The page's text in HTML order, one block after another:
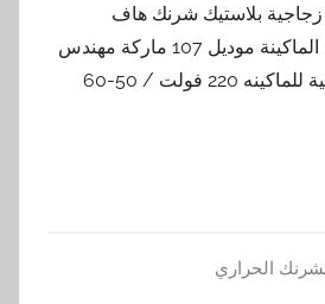
بلاستيك شرنك هاف
اتوماتيك مواصفات الماكينة موديل 107 ماركة مهندس
منسـى القوة الكهربائية للماكينه 220 فولت / 50-60
الحراري